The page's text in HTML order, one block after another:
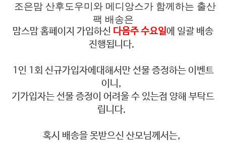
조은맘 산후도우미와 메디앙스가 함께하는 출산
팩 배송은
맘스맘 홈페이지 가입하신 다음주 수요일에 일괄 배송
진행됩니다.
1인 1회 신규가입자에대해서만 선물 증정하는 이벤트
이니,
기가입자는 선물 증정이 어려울 수 있는점 양해 부탁드
립니다.
혹시 배송을 못받으신 산모님께서는,